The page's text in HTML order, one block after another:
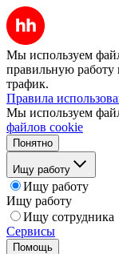
Мы используем
правильную работу
трафик.
Правила
Мы используем
файлов cookie
Понятно
Ищу работу
Ищу работу
Ищу работу
Ищу сотрудника
Сервисы
Помощь